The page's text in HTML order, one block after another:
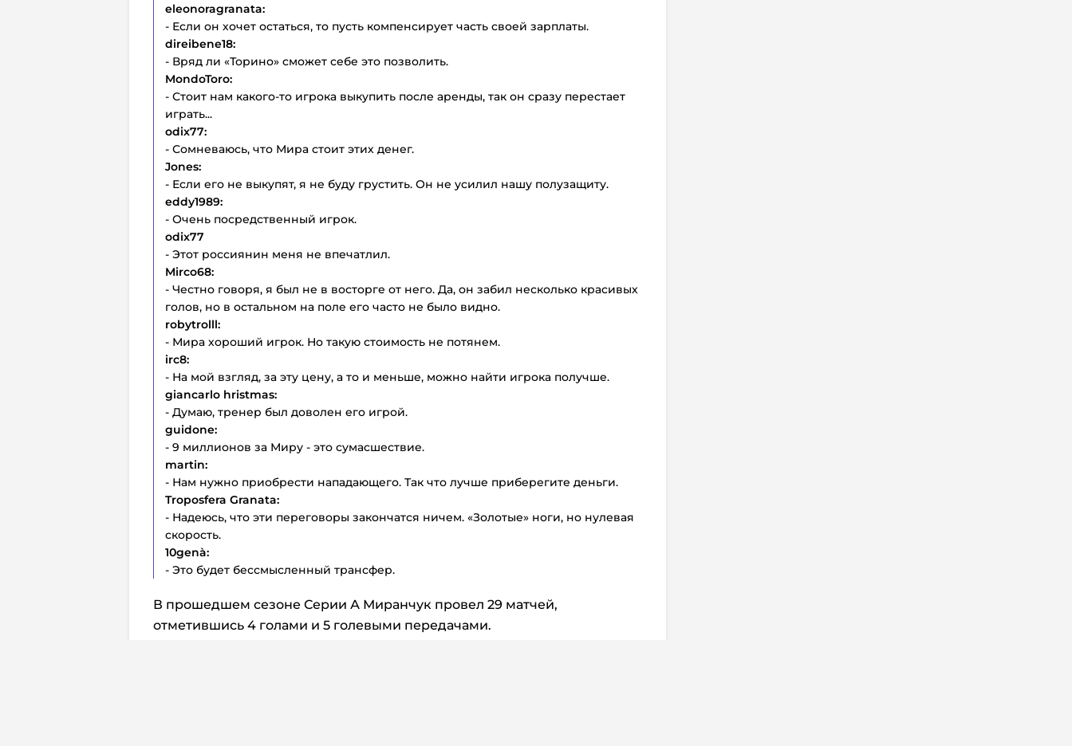
eleonoragranata:
- Если он хочет остаться, то пусть компенсирует часть своей зарплаты.
direibene18:
- Вряд ли «Торино» сможет себе это позволить.
MondoToro:
- Стоит нам какого-то игрока выкупить после аренды, так он сразу перестает
играть...
odix77:
- Сомневаюсь, что Мира стоит этих денег.
Jones:
- Если его не выкупят, я не буду грустить. Он не усилил нашу полузащиту.
eddy1989:
- Очень посредственный игрок.
odix77
- Этот россиянин меня не впечатлил.
Mirco68:
- Честно говоря, я был не в восторге от него. Да, он забил несколько красивых
голов, но в остальном на поле его часто не было видно.
robytrolll:
- Мира хороший игрок. Но такую стоимость не потянем.
irc8:
- На мой взгляд, за эту цену, а то и меньше, можно найти игрока получше.
giancarlo hristmas:
- Думаю, тренер был доволен его игрой.
guidone:
- 9 миллионов за Миру - это сумасшествие.
martin:
- Нам нужно приобрести нападающего. Так что лучше приберегите деньги.
Troposfera Granata:
- Надеюсь, что эти переговоры закончатся ничем. «Золотые» ноги, но нулевая
скорость.
10genà:
- Это будет бессмысленный трансфер.
В прошедшем сезоне Серии А Миранчук провел 29 матчей,
отметившись 4 голами и 5 голевыми передачами.